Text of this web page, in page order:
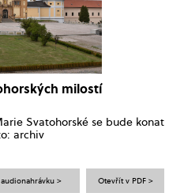
milostí
Svatohorské se bude konat
archiv
> Otevřít v PDF >